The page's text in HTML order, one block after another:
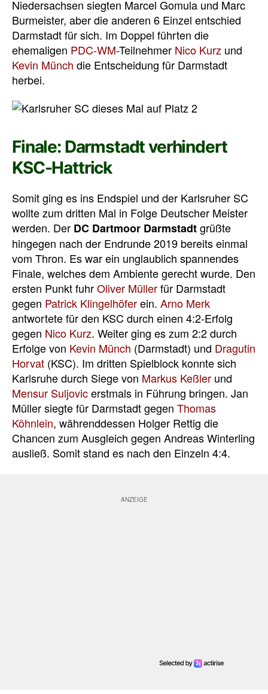
Niedersachsen siegten Marcel Gomula und Marc
Burmeister, aber die anderen 6 Einzel entschied
Darmstadt für sich. Im Doppel führten die
ehemaligen PDC-WM-Teilnehmer Nico Kurz und
Kevin Münch die Entscheidung für Darmstadt
herbei.
Finale: Darmstadt verhindert
KSC-Hattrick
Somit ging es ins Endspiel und der Karlsruher SC
wollte zum dritten Mal in Folge Deutscher Meister
werden. Der DC Dartmoor Darmstadtgrüßte
hingegen nach der Endrunde 2019 bereits einmal
vom Thron. Es war ein unglaublich spannendes
Finale, welches dem Ambiente gerecht wurde. Den
ersten Punkt fuhrOliver Müllerfür Darmstadt
gegen Patrick Klingelhöferein. Arno Merk
antwortete für den KSC durch einen 4:2-Erfolg
gegen Nico Kurz. Weiter ging es zum 2:2 durch
Erfolge von Kevin Münch (Darmstadt) und Dragutin
Horvat (KSC). Im dritten Spielblock konnte sich
Karlsruhe durch Siege von Markus Keßler und
Mensur Suljovicerstmals in Führung bringen. Jan
Müller siegte für Darmstadt gegen Thomas
Köhnlein, währenddessen Holger Rettig die
Chancen zum Ausgleich gegen Andreas Winterling
ausließ. Somit stand es nach den Einzeln 4:4.